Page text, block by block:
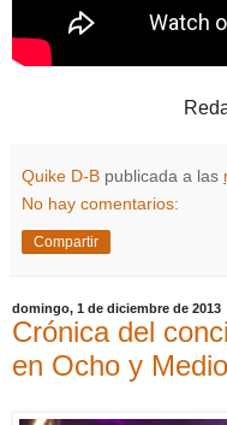
Quike D-B publicada a las
No hay comentarios:
Compartir
domingo, 1 de diciembre de 2013
Crónica del
en Ocho y Medio